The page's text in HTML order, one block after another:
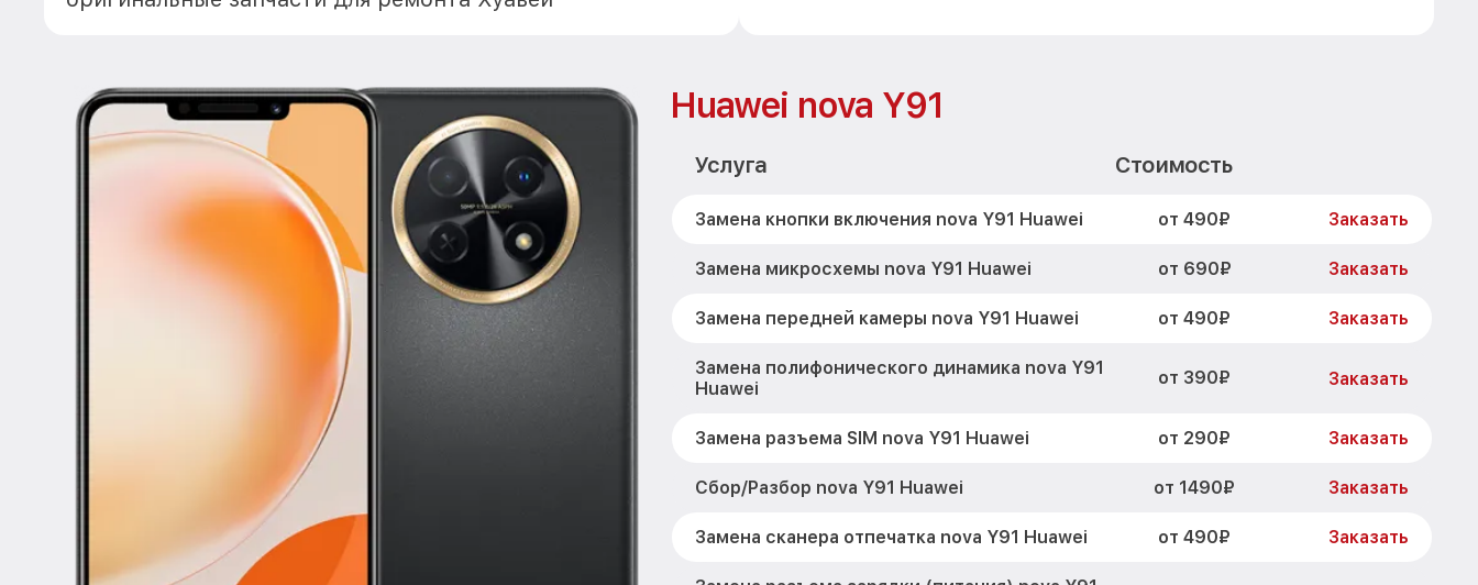
Huawei nova Y91
Услуга Стоимость
Замена кнопки включения nova Y91 Huawei от 490₽ Заказать
Замена микросхемы nova Y91 Huawei от 690₽ Заказать
Замена передней камеры nova Y91 Huawei от 490₽ Заказать
Замена полифонического динамика nova Y91
Huawei
от 390₽ Заказать
Замена разъема SIM nova Y91 Huawei от 290₽ Заказать
Сбор/Разбор nova Y91 Huawei от 1490₽ Заказать
Замена сканера отпечатка nova Y91 Huawei от 490₽ Заказать